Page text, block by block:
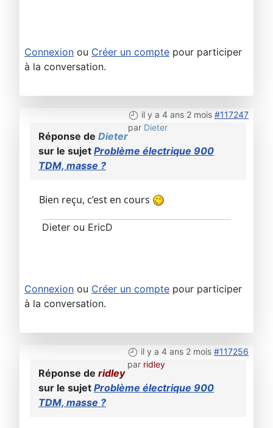
Connexion ou Créer un compte pour participer
à la conversation.
il y a 4 ans 2 mois #117247
par Dieter
Réponse de Dieter
sur le sujet Problème électrique 900
TDM, masse ?
Bien reçu, c’est en cours
Dieter ou EricD
Connexion ou Créer un compte pour participer
à la conversation.
il y a 4 ans 2 mois #117256
par ridley
Réponse de ridley
sur le sujet Problème électrique 900
TDM, masse ?